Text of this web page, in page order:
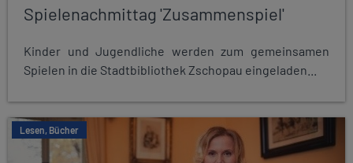
Spielenachmittag 'Zusammenspiel'
Kinder und Jugendliche werden zum gemeinsamen
Spielen in die Stadtbibliothek Zschopau eingeladen...
Lesen, Bücher